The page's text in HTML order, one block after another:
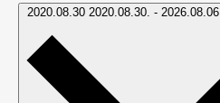
2020.08.30 2020.08.30. - 2026.08.06